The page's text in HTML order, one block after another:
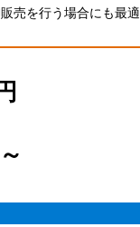
売を行う場合にも最適